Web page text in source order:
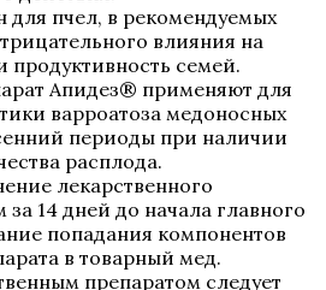
для пчел, в рекомендуемых
влияния на
продуктивность семей.
Апидез® применяют для
варроатоза медоносных
периоды при наличии
расплода.
лекарственного
за 14 дней до начала главного
попадания компонентов
в товарный мед.
препаратом следует